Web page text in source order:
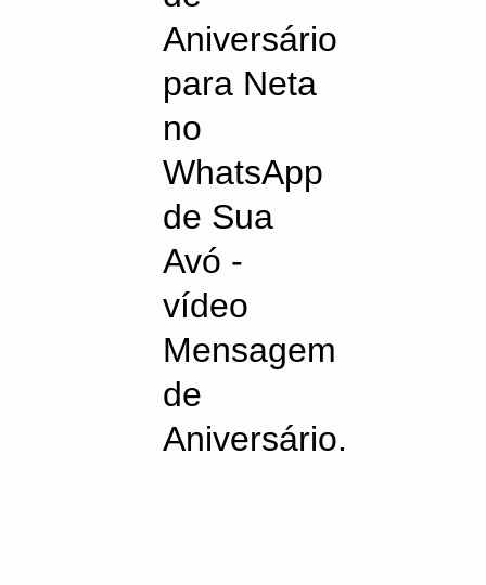
Aniversário
para Neta
no
WhatsApp
de Sua
Avó -
vídeo
Mensagem
de
Aniversário.